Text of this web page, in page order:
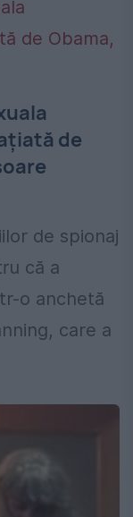
de
de spionaj
că a
o anchetă
care a